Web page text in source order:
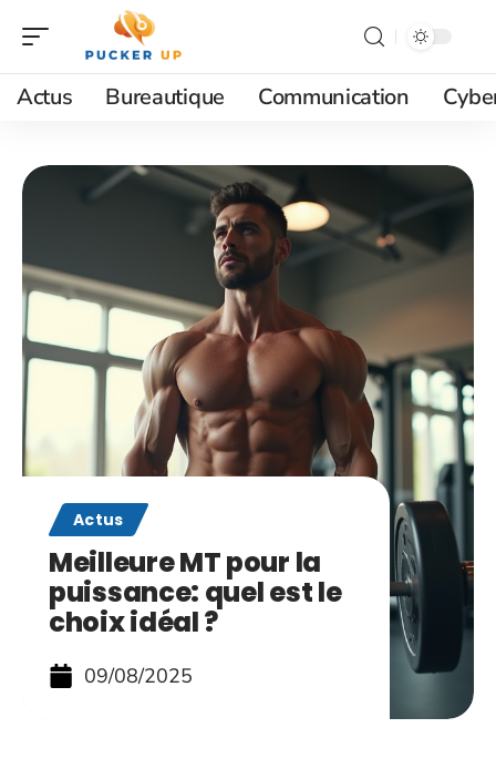
Actus Bureautique Communication
Actus
Meilleure MT pour la
puissance: quel est le
choix idéal ?
09/08/2025